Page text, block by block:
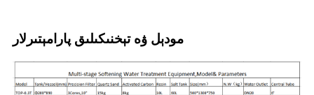
مودېل ۋە تېخنىكىلىق پارامېتىرلار